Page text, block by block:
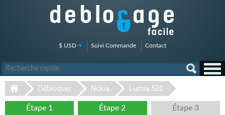
$ USD Suivi Commande Contact
Débloquer Nokia Lumia 520
Étape 1 Étape 2 Étape 3